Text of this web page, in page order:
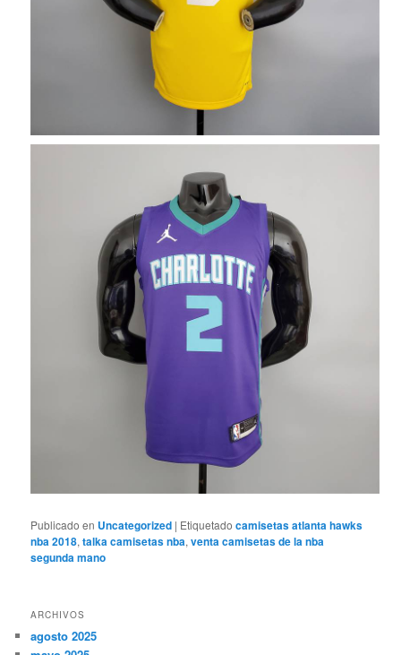
Publicado en Uncategorized | Etiquetado camisetas atlanta hawks
nba 2018,talka camisetas nba,venta camisetas de la nba
segunda mano
ARCHIVOS
agosto 2025